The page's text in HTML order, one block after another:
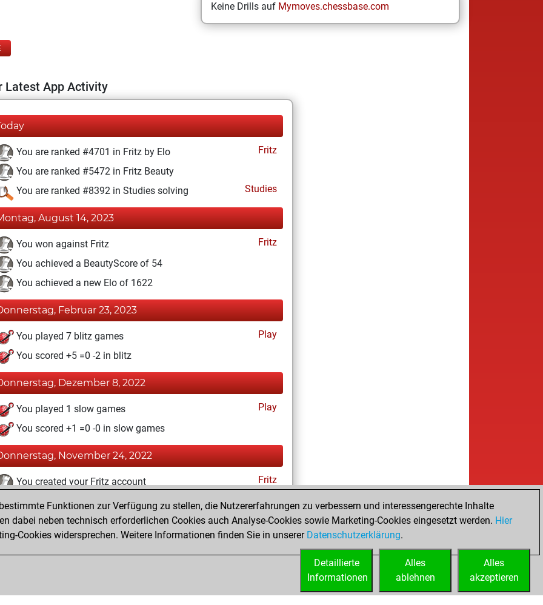
Keine Drills auf Mymoves.chessbase.com
Latest App Activity
You are ranked #4701 in Fritz by Elo
Fritz
You are ranked #5472 in Fritz Beauty
You are ranked #8392 in Studies solving
Studies
August 14, 2023
You won against Fritz
Fritz
You achieved a BeautyScore of 54
You achieved a new Elo of 1622
Februar 23, 2023
You played 7 blitz games
Play
You scored +5 =0 -2 in blitz
Dezember 8, 2022
You played 1 slow games
Play
You scored +1 =0 -0 in slow games
November 24, 2022
You created your Fritz account Fritz
Dezember 14, 2021
You created your Studies account Studies
Funktionen zur Verfügung zu stellen, die Nutzererfahrungen zu verbessern und interessengerechte Inhalte
dabei neben technisch erforderlichen Cookies auch Analyse-Cookies sowie Marketing-Cookies eingesetzt werden. Hier
Cookies widersprechen. Weitere Informationen finden Sie in unserer Datenschutzerklärung.
Alles
akzeptieren
Alles
ablehnen
Detaillierte
Informationen